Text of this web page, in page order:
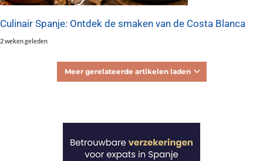
Culinair Spanje: Ontdek de smaken van de Costa Blanca
2 weken geleden
Meer gerelateerde artikelen laden